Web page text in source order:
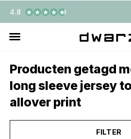
4.8
Producten getagd
long sleeve jersey
allover print
FILTER